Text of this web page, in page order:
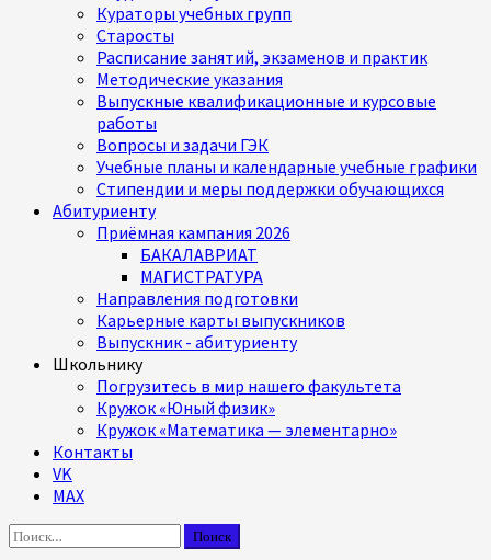
Кураторы учебных групп
Старосты
Расписание занятий, экзаменов и практик
Методические указания
Выпускные квалификационные и курсовые
работы
Вопросы и задачи ГЭК
Учебные планы и календарные учебные графики
Стипендии и меры поддержки обучающихся
Абитуриенту
Приёмная кампания 2026
БАКАЛАВРИАТ
МАГИСТРАТУРА
Направления подготовки
Карьерные карты выпускников
Выпускник - абитуриенту
Школьнику
Погрузитесь в мир нашего факультета
Кружок «Юный физик»
Кружок «Математика — элементарно»
Контакты
VK
MAX
Найти: